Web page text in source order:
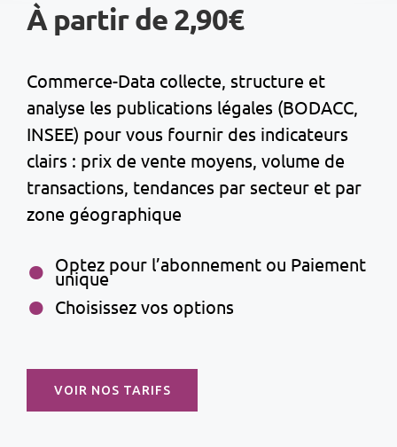
À partir de 2,90€
Commerce-Data collecte, structure et
analyse les publications légales (BODACC,
INSEE) pour vous fournir des indicateurs
clairs : prix de vente moyens, volume de
transactions, tendances par secteur et par
zone géographique
Optez pour l’abonnement ou Paiement
unique
Choisissez vos options
VOIR NOS TARIFS